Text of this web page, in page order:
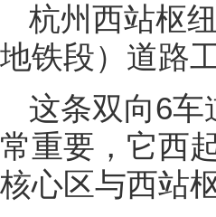
杭州西站枢
地铁段）道路
这条双向6车
常重要，它西
核心区与西站